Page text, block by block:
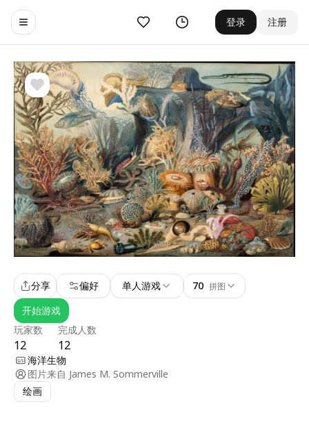
Toggle navigation menu
收藏 历史 登录 注册
玩家数
12
完成人数
12
分享 偏好 单人游戏 70 拼图
开始游戏
海洋生物
图片来自 James M. Sommerville
绘画